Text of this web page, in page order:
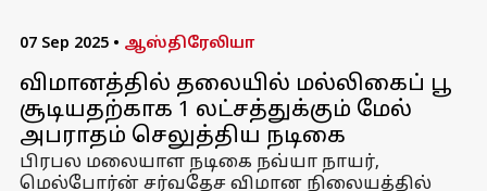
07 Sep 2025 • ஆஸ்திரேலியா
விமானத்தில் தலையில் மல்லிகைப் பூ
சூடியதற்காக ₹1 லட்சத்துக்கும் மேல்
அபராதம் செலுத்திய நடிகை
பிரபல மலையாள நடிகை நவ்யா நாயர்,
மெல்போர்ன் சர்வதேச விமான நிலையத்தில்